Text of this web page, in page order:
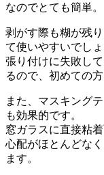
なのでとても簡単。
剥がす際も糊が残
て使いやすいでしょ
張り付けに失敗し
るので、初めての
また、マスキング
も効果的です。
窓ガラスに直接粘
心配がほとんどな
ます。